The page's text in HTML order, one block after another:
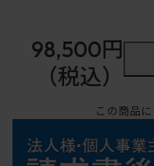
98,500円
（税込）
この商品